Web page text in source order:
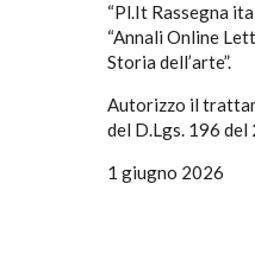
“Pl.It Rassegna
“Annali Online
Storia dell’arte”.
Autorizzo il
del D.Lgs. 196 del
1 giugno 2026